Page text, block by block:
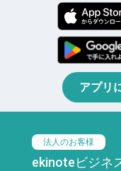
アプリ
法人のお客様
ekinoteビジネ